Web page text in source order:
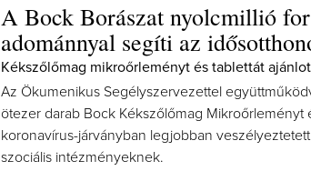
A Bock Borászat nyolcmillió
adománnyal segíti az
Kékszőlőmag mikroőrleményt és tablettát
Az Ökumenikus Segélyszervezettel
ötezer darab Bock Kékszőlőmag Mikroőrleményt
koronavírus-járványban legjobban
szociális intézményeknek.
Az